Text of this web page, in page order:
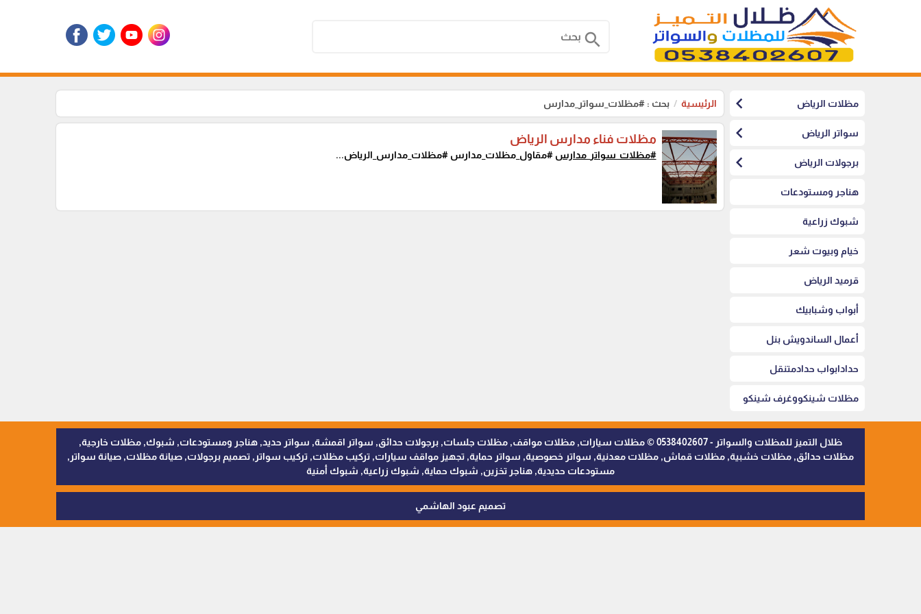
search
مظلات الرياض chevron_left
سواتر الرياض chevron_left
برجولات الرياض chevron_left
هناجر ومستودعات
شبوك زراعية
خيام وبيوت شعر
قرميد الرياض
أبواب وشبابيك
أعمال الساندويش بنل
حدادابواب حدادمتنقل
مظلات شينكووغرف شينكو
الرئيسية بحث : #مظلات_سواتر_مدارس
مظلات فناء مدارس الرياض
#مظلات_سواتر_مدارس #مقاول_مظلات_مدارس #مظلات_مدارس_الرياض...
ظلال التميز للمظلات والسواتر - 0538402607 © مظلات سيارات, مظلات مواقف, مظلات جلسات, برجولات حدائق, سواتر اقمشة, سواتر حديد, هناجر ومستودعات, شبوك, مظلات خارجية,
مظلات حدائق, مظلات خشبية, مظلات قماش, مظلات معدنية, سواتر خصوصية, سواتر حماية, تجهيز مواقف سيارات, تركيب مظلات, تركيب سواتر, تصميم برجولات, صيانة مظلات, صيانة سواتر,
مستودعات حديدية, هناجر تخزين, شبوك حماية, شبوك زراعية, شبوك أمنية
تصميم عبود الهاشمي